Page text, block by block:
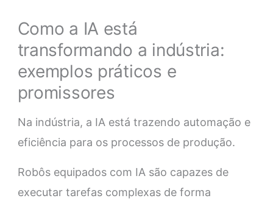
Como a IA está
transformando a indústria:
exemplos práticos e
promissores
Na indústria, a IA está trazendo automação e
eficiência para os processos de produção.
Robôs equipados com IA são capazes de
executar tarefas complexas de forma